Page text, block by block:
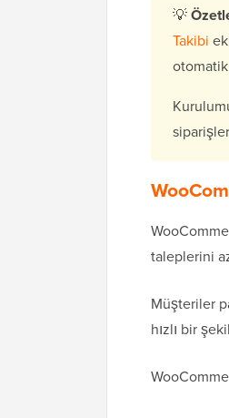
💡
Takibi
taleplerini
Müşteriler
hızlı bir